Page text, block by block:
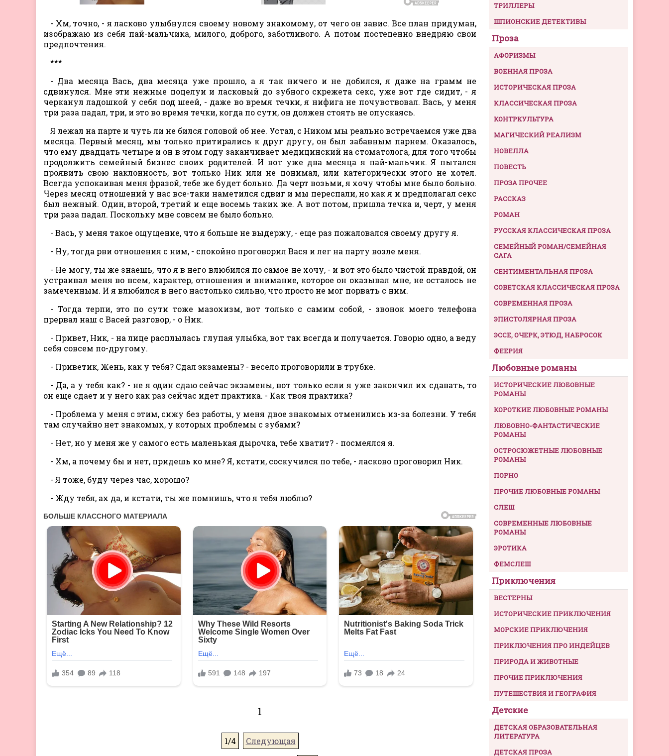
- Хм, точно, - я ласково улыбнулся своему новому знакомому, от чего он завис. Все план придуман,
изображаю из себя пай-мальчика, милого, доброго, заботливого. А потом постепенно внедряю свои
предпочтения.
***
- Два месяца Вась, два месяца уже прошло, а я так ничего и не добился, я даже на грамм не
сдвинулся. Мне эти нежные поцелуи и ласковый до зубного скрежета секс, уже вот где сидит, - я
черканул ладошкой у себя под шеей, - даже во время течки, я нифига не почувствовал. Вась, у меня
три раза падал, три, и это во время течки, когда по сути, он должен стоять не опускаясь.
Я лежал на парте и чуть ли не бился головой об нее. Устал, с Ником мы реально встречаемся уже два
месяца. Первый месяц, мы только притирались к друг другу, он был забавным парнем. Оказалось,
что ему двадцать четыре и он в этом году заканчивает медицинский на стоматолога, для того чтобы
продолжить семейный бизнес своих родителей. И вот уже два месяца я пай-мальчик. Я пытался
проявить свою наклонность, вот только Ник или не понимал, или категорически этого не хотел.
Всегда успокаивая меня фразой, тебе же будет больно. Да черт возьми, я хочу чтобы мне было больно.
Через месяц отношений у нас все-таки наметился сдвиг и мы переспали, но как я и предполагал секс
был нежный. Один, второй, третий и еще восемь таких же. А вот потом, пришла течка и, черт, у меня
три раза падал. Поскольку мне совсем не было больно.
- Вась, у меня такое ощущение, что я больше не выдержу, - еще раз пожаловался своему другу я.
- Ну, тогда рви отношения с ним, - спокойно проговорил Вася и лег на парту возле меня.
- Не могу, ты же знаешь, что я в него влюбился по самое не хочу, - и вот это было чистой правдой, он
устраивал меня во всем, характер, отношения и внимание, которое он оказывал мне, не осталось не
замеченным. И я влюбился в него настолько сильно, что просто не мог порвать с ним.
- Тогда терпи, это по сути тоже мазохизм, вот только с самим собой, - звонок моего телефона
прервал наш с Васей разговор, - о Ник.
- Привет, Ник, - на лице расплылась глупая улыбка, вот так всегда и получается. Говорю одно, а веду
себя совсем по-другому.
- Приветик, Жень, как у тебя? Сдал экзамены? - весело проговорили в трубке.
- Да, а у тебя как? - не я один сдаю сейчас экзамены, вот только если я уже закончил их сдавать, то
он еще сдает и у него как раз сейчас идет практика. - Как твоя практика?
- Проблема у меня с этим, сижу без работы, у меня двое знакомых отменились из-за болезни. У тебя
там случайно нет знакомых, у которых проблемы с зубами?
- Нет, но у меня же у самого есть маленькая дырочка, тебе хватит? - посмеялся я.
- Хм, а почему бы и нет, придешь ко мне? Я, кстати, соскучился по тебе, - ласково проговорил Ник.
- Я тоже, буду через час, хорошо?
- Жду тебя, ах да, и кстати, ты же помнишь, что я тебя люблю?
1
1/4 Следующая
ТРИЛЛЕРЫ
ШПИОНСКИЕ ДЕТЕКТИВЫ
Проза
АФОРИЗМЫ
ВОЕННАЯ ПРОЗА
ИСТОРИЧЕСКАЯ ПРОЗА
КЛАССИЧЕСКАЯ ПРОЗА
КОНТРКУЛЬТУРА
МАГИЧЕСКИЙ РЕАЛИЗМ
НОВЕЛЛА
ПОВЕСТЬ
ПРОЗА ПРОЧЕЕ
РАССКАЗ
РОМАН
РУССКАЯ КЛАССИЧЕСКАЯ ПРОЗА
СЕМЕЙНЫЙ РОМАН/СЕМЕЙНАЯ
САГА
СЕНТИМЕНТАЛЬНАЯ ПРОЗА
СОВЕТСКАЯ КЛАССИЧЕСКАЯ ПРОЗА
СОВРЕМЕННАЯ ПРОЗА
ЭПИСТОЛЯРНАЯ ПРОЗА
ЭССЕ, ОЧЕРК, ЭТЮД, НАБРОСОК
ФЕЕРИЯ
Любовные романы
ИСТОРИЧЕСКИЕ ЛЮБОВНЫЕ
РОМАНЫ
КОРОТКИЕ ЛЮБОВНЫЕ РОМАНЫ
ЛЮБОВНО-ФАНТАСТИЧЕСКИЕ
РОМАНЫ
ОСТРОСЮЖЕТНЫЕ ЛЮБОВНЫЕ
РОМАНЫ
ПОРНО
ПРОЧИЕ ЛЮБОВНЫЕ РОМАНЫ
СЛЕШ
СОВРЕМЕННЫЕ ЛЮБОВНЫЕ
РОМАНЫ
ЭРОТИКА
ФЕМСЛЕШ
Приключения
ВЕСТЕРНЫ
ИСТОРИЧЕСКИЕ ПРИКЛЮЧЕНИЯ
МОРСКИЕ ПРИКЛЮЧЕНИЯ
ПРИКЛЮЧЕНИЯ ПРО ИНДЕЙЦЕВ
ПРИРОДА И ЖИВОТНЫЕ
ПРОЧИЕ ПРИКЛЮЧЕНИЯ
ПУТЕШЕСТВИЯ И ГЕОГРАФИЯ
Детские
ДЕТСКАЯ ОБРАЗОВАТЕЛЬНАЯ
ЛИТЕРАТУРА
ДЕТСКАЯ ПРОЗА